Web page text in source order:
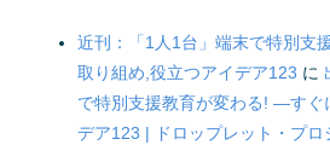
近刊：「1人1台」端末で特別支
取り組め,役立つアイデア123 に
で特別支援教育が変わる! ―すぐ
デア123 | ドロップレット・プロ